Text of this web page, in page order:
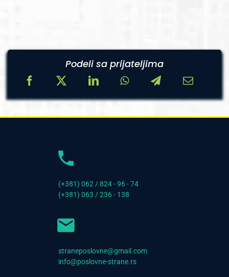
Podeli sa prijateljima
(+381) 062 / 824 - 96 - 74
(+381) 063 / 236 - 138
straneposlovne@gmail.com
info@poslovne-strane.rs